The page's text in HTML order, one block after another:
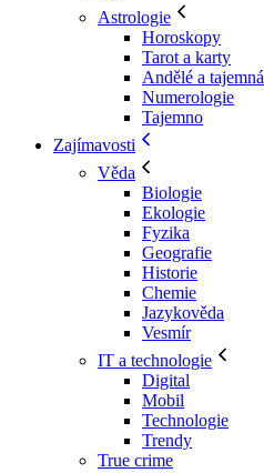
Astrologie
Horoskopy
Tarot a karty
Andělé a
Numerologie
Tajemno
Zajímavosti
Věda
Biologie
Ekologie
Fyzika
Geografie
Historie
Chemie
Jazykověda
Vesmír
IT a technologie
Digital
Mobil
Technologie
Trendy
True crime